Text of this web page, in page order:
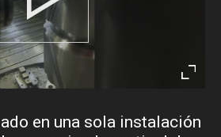
Play
en una sola instalación